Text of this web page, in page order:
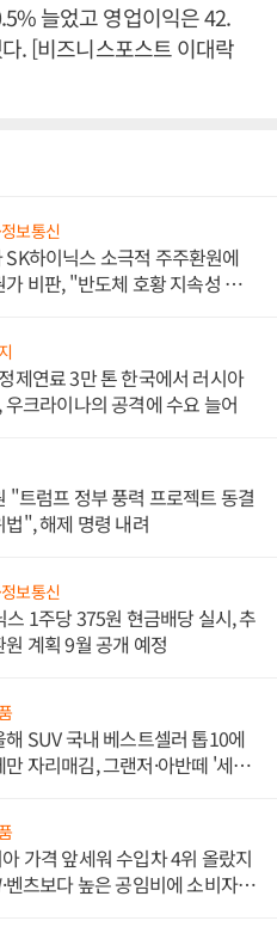
늘었고 영업이익은 42.
. [비즈니스포스트 이대락
보통신
SK하이닉스 소극적 주주환원에
가 비판, "반도체 호황 지속성 의
제연료 3만 톤 한국에서 러시아
크라이나의 공격에 수요 늘어
"트럼프 정부 풍력 프로젝트 동결
법", 해제 명령 내려
보통신
스 1주당 375원 현금배당 실시, 추
계획 9월 공개 예정
해 SUV 국내 베스트셀러 톱10에
자리매김, 그랜저·아반떼 '세단
가격 앞세워 수입차 4위 올랐지
벤츠보다 높은 공임비에 소비자